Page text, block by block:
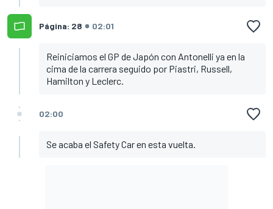
Página: 28 02:01
Reiniciamos el GP de Japón con Antonelli ya en la
cima de la carrera seguido por Piastri, Russell,
Hamilton y Leclerc.
02:00
Se acaba el Safety Car en esta vuelta.